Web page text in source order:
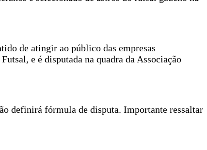
de atingir ao público das empresas
e é disputada na quadra da Associação
definirá fórmula de disputa. Importante ressaltar